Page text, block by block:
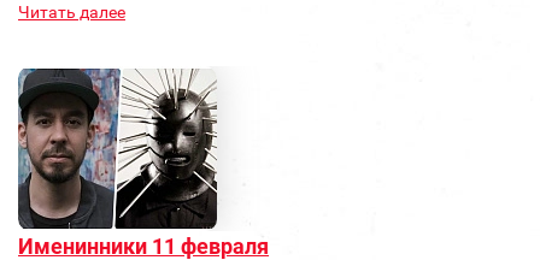
Читать далее
Именинники 11 февраля